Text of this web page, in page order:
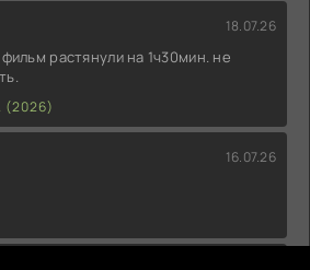
18.07.26
растянули на 1ч30мин. не
16.07.26